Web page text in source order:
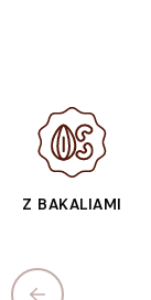
Z BAKALIAMI